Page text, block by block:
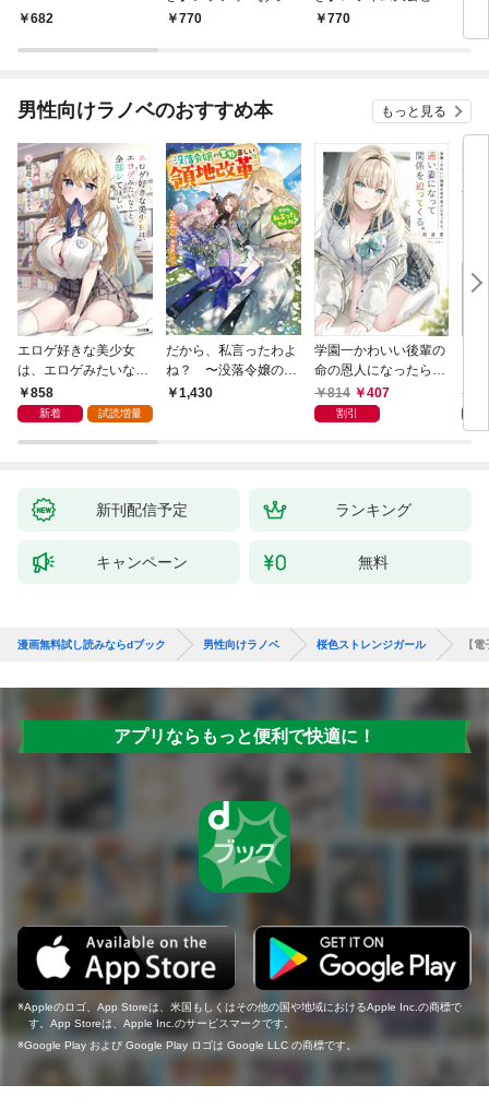
682
んはスローライフの夢
770
落令嬢のあんがい幸せ
770
男性向けラノベのおすすめ本 もっと見る
エロゲ好きな美少女
は、エロゲみたいなこ
と全部シてほしい【電
子ＳＳ特典付き】
858
新着 試読増量
だから、私言ったわよ
ね？ 〜没落令嬢の案
外楽しい領地改革〜
1,430
学園一かわいい後輩の
命の恩人になったら、
通い妻になって関係を
迫ってくる。
814 407
割引
新刊配信予定 ランキング
キャンペーン 無料
漫画無料試し読みならdブック 男性向けラノベ 桜色ストレンジガール 【
アプリならもっと便利で快適に！
Appleのロゴ、App Storeは、米国もしくはその他の国や地域におけるApple Inc.の商標で
す。App Storeは、Apple Inc.のサービスマークです。
Google Play および Google Play ロゴは Google LLC の商標です。